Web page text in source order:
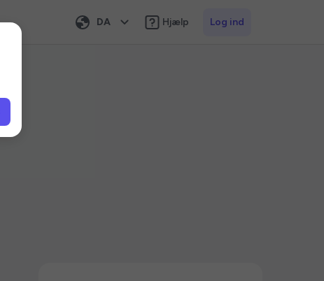
DA Hjælp Log ind